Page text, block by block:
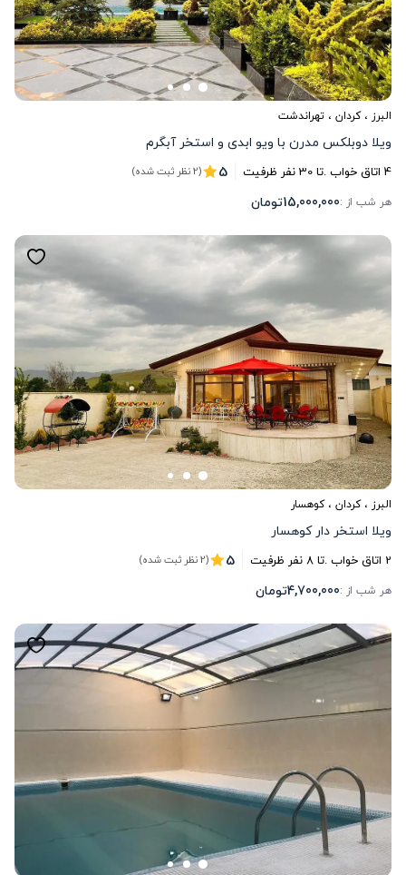
البرز ،کردان ، تهراندشت
ویلا دوبلکس مدرن با ویو ابدی و استخر آبگرم
4 اتاق خواب .تا30نفر ظرفیت 5 (2 نظر ثبت شده)
هر شب از :15,000,000تومان
البرز ،کردان ، کوهسار
ویلا استخر دار کوهسار
2 اتاق خواب .تا8نفر ظرفیت 5 (2 نظر ثبت شده)
هر شب از :4,700,000تومان